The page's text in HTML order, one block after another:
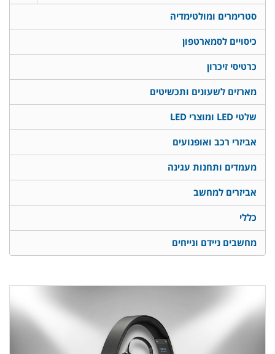
סטרימרים ומולטימדיה
כיסויים לסמארטפון
כרטיסי זיכרון
מארזים לשעונים ותכשיטים
שלטי LED ומוצרי LED
אביזרי רכב ואופנועים
מעמדים ותחנות עגינה
אביזרים למחשב
כללי
מחשבים ניידם ונייחים